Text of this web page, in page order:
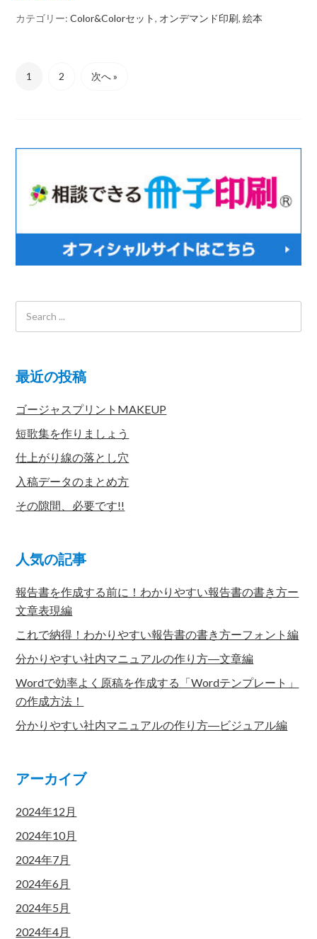
カテゴリー:Color&Colorセット, オンデマンド印刷,絵本
1 2 次へ »
最近の投稿
ゴージャスプリントMAKEUP
短歌集を作りましょう
仕上がり線の落とし穴
入稿データのまとめ方
その隙間、必要です!!
人気の記事
報告書を作成する前に！わかりやすい報告書の書き方ー
文章表現編
これで納得！わかりやすい報告書の書き方ーフォント編
分かりやすい社内マニュアルの作り方―文章編
Wordで効率よく原稿を作成する「Wordテンプレート」
の作成方法！
分かりやすい社内マニュアルの作り方―ビジュアル編
アーカイブ
2024年12月
2024年10月
2024年7月
2024年6月
2024年5月
2024年4月